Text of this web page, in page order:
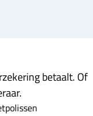
betaalt. Of